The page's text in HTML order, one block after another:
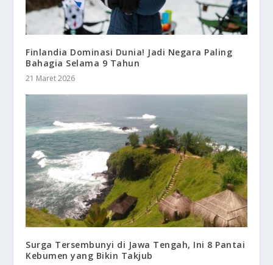
Finlandia Dominasi Dunia! Jadi Negara Paling
Bahagia Selama 9 Tahun
21 Maret 2026
Surga Tersembunyi di Jawa Tengah, Ini 8 Pantai
Kebumen yang Bikin Takjub